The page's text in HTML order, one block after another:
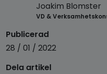
Joakim Blomster
VD &
Publicerad
28 / 01 / 2022
Dela artikel